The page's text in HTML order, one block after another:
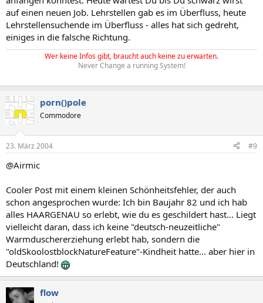
auf einen neuen Job. Lehrstellen gab es im Überfluss, heute
Lehrstellensuchende im Überfluss - alles hat sich gedreht,
einiges in die falsche Richtung.
Wer keine Infos gibt, braucht auch keine zu erwarten.
Never Change a running System!
porn()pole
Commodore
23. März 2004 #9
@Airmic
Cooler Post mit einem kleinen Schönheitsfehler, der auch
schon angesprochen wurde: Ich bin Baujahr 82 und ich hab
alles HAARGENAU so erlebt, wie du es geschildert hast... Liegt
vielleicht daran, dass ich keine "deutsch-neuzeitliche"
Warmduschererziehung erlebt hab, sondern die
"oldSkoolostblockNatureFeature"-Kindheit hatte... aber hier in
Deutschland!
flow